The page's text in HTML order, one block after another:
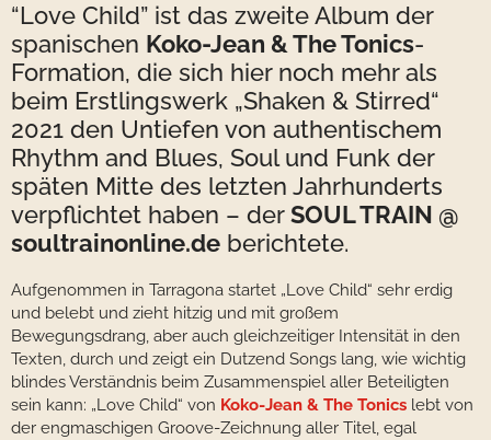
“Love Child” ist das zweite Album der
spanischen Koko-Jean & The Tonics-
Formation, die sich hier noch mehr als
beim Erstlingswerk „Shaken & Stirred“
2021 den Untiefen von authentischem
Rhythm and Blues, Soul und Funk der
späten Mitte des letzten Jahrhunderts
verpflichtet haben – derSOUL TRAIN @
soultrainonline.de berichtete.
Aufgenommen in Tarragona startet „Love Child“ sehr erdig
und belebt und zieht hitzig und mit großem
Bewegungsdrang, aber auch gleichzeitiger Intensität in den
Texten, durch und zeigt ein Dutzend Songs lang, wie wichtig
blindes Verständnis beim Zusammenspiel aller Beteiligten
sein kann: „Love Child“ von Koko-Jean & The Tonics lebt von
der engmaschigen Groove-Zeichnung aller Titel, egal